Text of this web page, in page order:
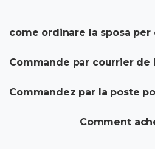
come ordinare la sposa
Commande par courrier de
Commandez par la poste
Comment